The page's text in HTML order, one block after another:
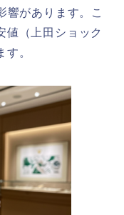
響があります。こ
値（上田ショック
。